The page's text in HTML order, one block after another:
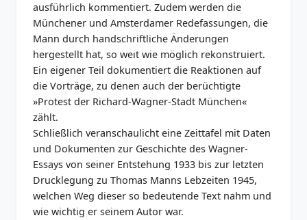
ausführlich kommentiert. Zudem werden die
Münchener und Amsterdamer Redefassungen, die
Mann durch handschriftliche Änderungen
hergestellt hat, so weit wie möglich rekonstruiert.
Ein eigener Teil dokumentiert die Reaktionen auf
die Vorträge, zu denen auch der berüchtigte
»Protest der Richard-Wagner-Stadt München«
zählt.
Schließlich veranschaulicht eine Zeittafel mit Daten
und Dokumenten zur Geschichte des Wagner-
Essays von seiner Entstehung 1933 bis zur letzten
Drucklegung zu Thomas Manns Lebzeiten 1945,
welchen Weg dieser so bedeutende Text nahm und
wie wichtig er seinem Autor war.